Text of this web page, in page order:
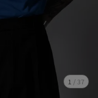
1 / 37